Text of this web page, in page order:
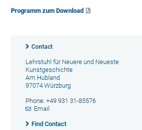
Programm zum Download
Contact
Lehrstuhl für Neuere und Neueste
Kunstgeschichte
Am Hubland
97074 Würzburg
Phone: +49 931 31-85576
Email
Find Contact